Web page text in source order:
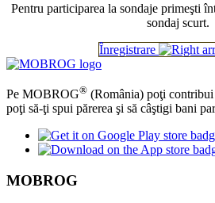
Pentru participarea la sondaje primeşti
sondaj scurt.
Înregistrare
Pe MOBROG® (România) poţi
poţi să-ţi spui părerea şi să câştigi bani
MOBROG